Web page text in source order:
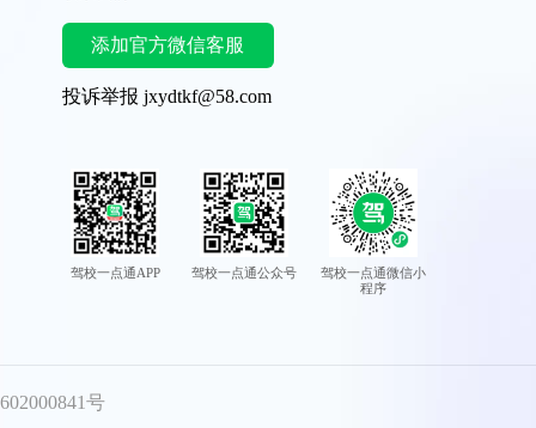
添加官方微信客服
投诉举报 jxydtkf@58.com
驾校一点通APP 驾校一点通公众号
驾校一点通微信小
程序
号